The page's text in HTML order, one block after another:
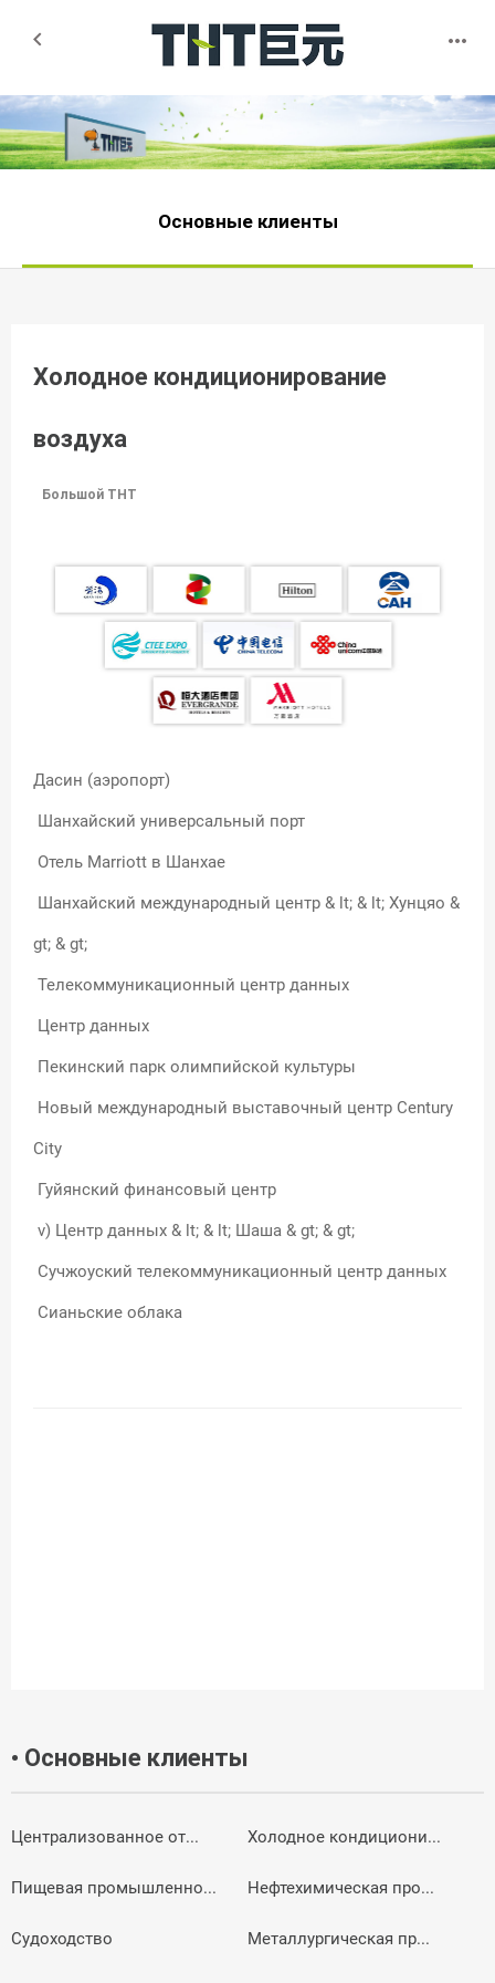
 
Основные клиенты
Холодное кондиционирование
воздуха
Большой THT
Дасин (аэропорт)
Шанхайский универсальный порт
Отель Marriott в Шанхае
Шанхайский международный центр & lt; & lt; Хунцяо &
gt; & gt;
Телекоммуникационный центр данных
Центр данных
Пекинский парк олимпийской культуры
Новый международный выставочный центр Century
City
Гуйянский финансовый центр
v) Центр данных & lt; & lt; Шаша & gt; & gt;
Сучжоуский телекоммуникационный центр данных
Сианьские облака
• Основные клиенты
Централизованное от... Холодное кондициони...
Пищевая промышленно... Нефтехимическая про...
Судоходство Металлургическая пр...